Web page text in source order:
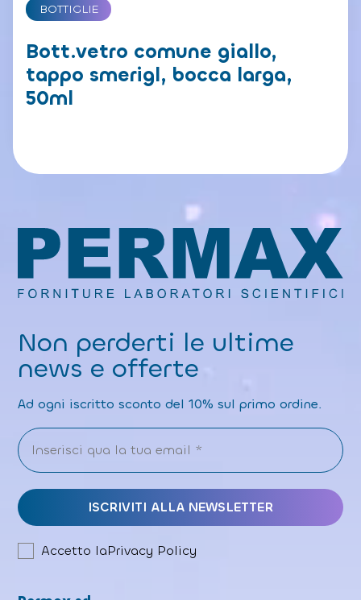
BOTTIGLIE
Bott.vetro comune giallo,
tappo smerigl, bocca larga,
50ml
Non perderti le ultime
news e offerte
Ad ogni iscritto sconto del 10% sul primo ordine.
Accetto laPrivacy Policy